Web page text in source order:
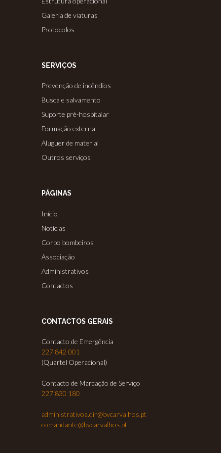
Galeria de viaturas
Protocolos
SERVIÇOS
Prevenção de incêndios
Busca e salvamento
Suporte pré-hospitalar
Formação externa
Aluguer de material
Outros serviços
PÁGINAS
Início
Notícias
Corpo bombeiros
Associação
Administrativos
Contactos
CONTACTOS GERAIS
Contacto de Emergência
227 842 001
(Quartel Operacional)
Contacto de Marcação de Serviço
227 830 180
administrativos.dir@bvcarvalhos.pt
comandante@bvcarvalhos.pt